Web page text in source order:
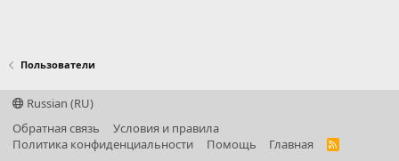
Пользователи
Russian (RU)
Обратная связь
Условия и правила
Политика конфиденциальности
Помощь Главная
R